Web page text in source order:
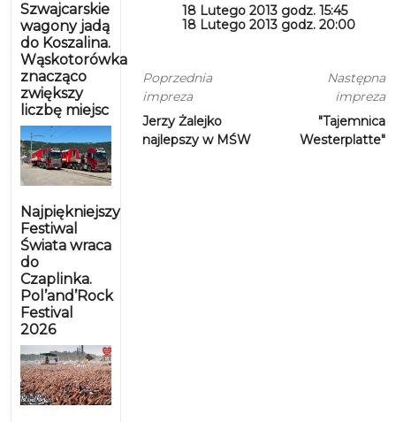
Szwajcarskie
wagony jadą
do Koszalina.
Wąskotorówka
znacząco
zwiększy
liczbę miejsc
Najpiękniejszy
Festiwal
Świata wraca
do
Czaplinka.
Pol’and’Rock
Festival
2026
18 Lutego 2013 godz. 15:45
18 Lutego 2013 godz. 20:00
Poprzednia
impreza
Jerzy Żalejko
najlepszy w MŚW
Następna
impreza
"Tajemnica
Westerplatte"